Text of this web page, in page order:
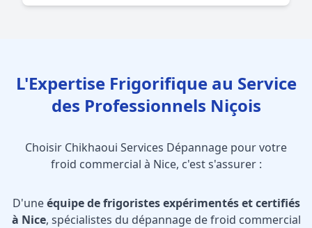
L'Expertise Frigorifique au Service
des Professionnels Niçois
Choisir Chikhaoui Services Dépannage pour votre
froid commercial à Nice, c'est s'assurer :
D'uneéquipe de frigoristes expérimentés et certifiés
à Nice, spécialistes du dépannage de froid commercial